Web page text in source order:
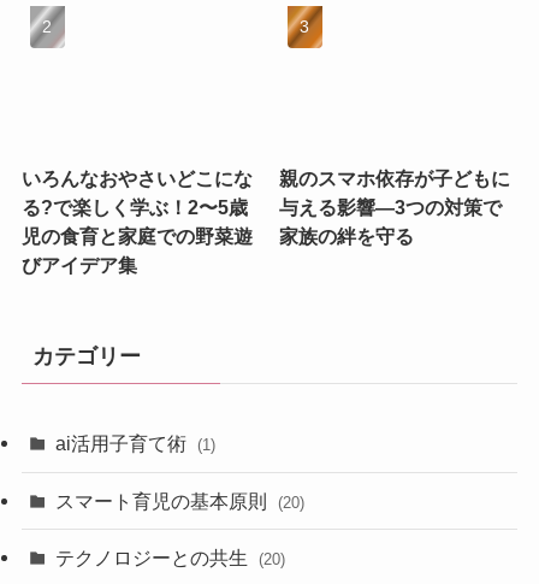
いろんなおやさいどこにな
る?で楽しく学ぶ！2〜5歳
児の食育と家庭での野菜遊
びアイデア集
親のスマホ依存が子どもに
与える影響—3つの対策で
家族の絆を守る
カテゴリー
ai活用子育て術 (1)
スマート育児の基本原則 (20)
テクノロジーとの共生 (20)